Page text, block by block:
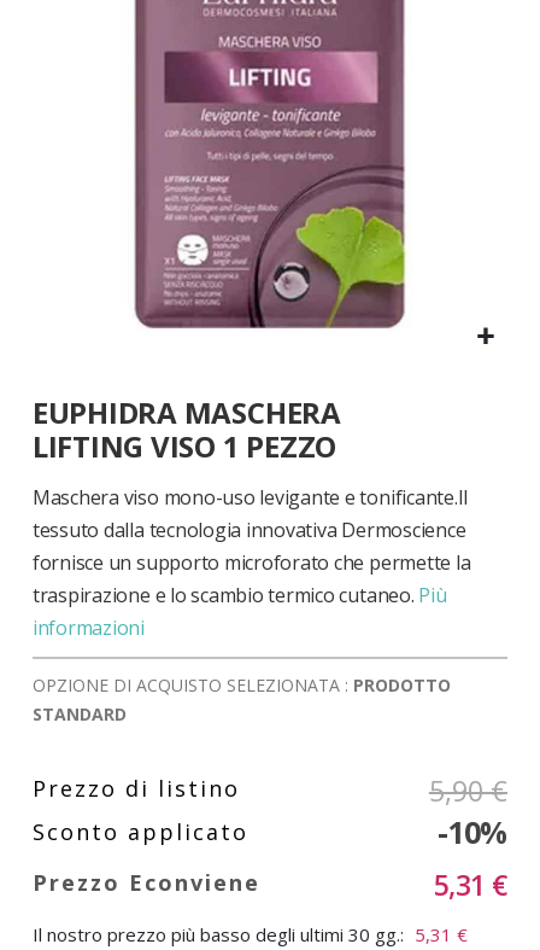
all'inizio
della
galleria
di
immagini
EUPHIDRA MASCHERA
LIFTING VISO 1 PEZZO
Maschera viso mono-uso levigante e tonificante.Il
tessuto dalla tecnologia innovativa Dermoscience
fornisce un supporto microforato che permette la
traspirazione e lo scambio termico cutaneo. Più
informazioni
OPZIONE DI ACQUISTO SELEZIONATA : PRODOTTO
STANDARD
5,90 €
-10%
5,31 €
Il nostro prezzo più basso degli ultimi 30 gg.: 5,31 €